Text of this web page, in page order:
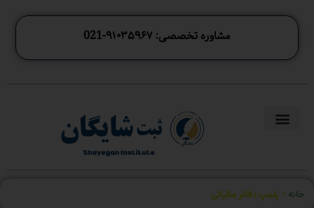
مشاوره تخصصی: ۹۱۰۳۵۹۶۷-021
خانه » پلمپ دفاتر مالیاتی